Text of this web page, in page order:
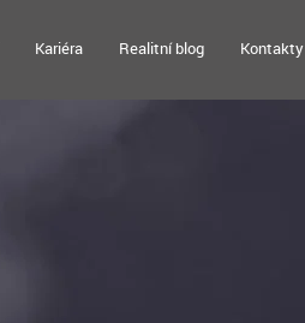
Kariéra Realitní blog Kontakty